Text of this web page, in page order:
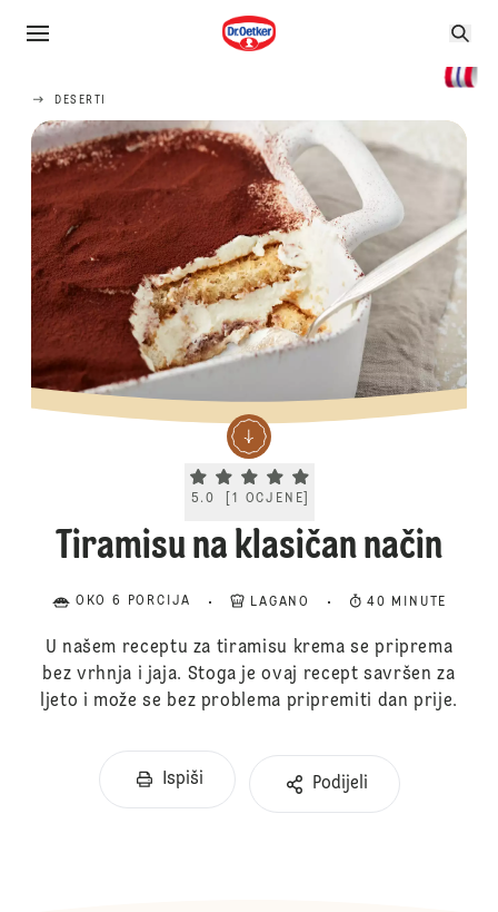
DESERTI
Current rating 5.0. Click to rate.
5.0 1 OCJENE
Tiramisu na klasičan način
OKO 6 PORCIJA LAGANO 40 MINUTE
U našem receptu za tiramisu krema se priprema
bez vrhnja i jaja. Stoga je ovaj recept savršen za
ljeto i može se bez problema pripremiti dan prije.
Ispiši Podijeli